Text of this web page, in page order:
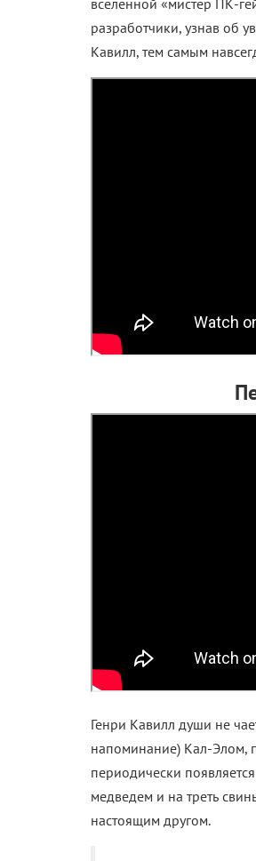
разработчики, узнав об
Кавилл, тем самым
Генри Кавилл души не
напоминание) Кал-Элом,
периодически
медведем и на треть
настоящим другом.